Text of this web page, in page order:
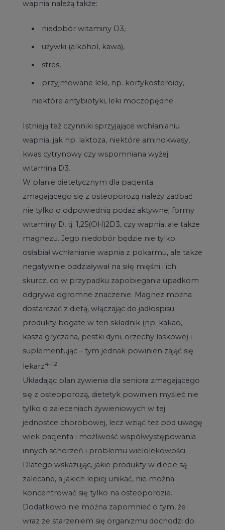
wapnia należą także:
niedobór witaminy D3,
używki (alkohol, kawa),
stres,
przyjmowane leki, np. kortykosteroidy,
niektóre antybiotyki, leki moczopędne.
Istnieją też czynniki sprzyjające wchłanianiu
wapnia, jak np. laktoza, niektóre aminokwasy,
kwas cytrynowy czy wspomniana wyżej
witamina D3.
W planie dietetycznym dla pacjenta
zmagającego się z osteoporozą należy zadbać
nie tylko o odpowiednią podaż aktywnej formy
witaminy D, tj. 1,25(OH)2D3, czy wapnia, ale także
magnezu. Jego niedobór będzie nie tylko
osłabiał wchłanianie wapnia z pokarmu, ale także
negatywnie oddziaływał na siłę mięśni i ich
skurcz, co w przypadku zapobiegania upadkom
odgrywa ogromne znaczenie. Magnez można
dostarczać z dietą, włączając do jadłospisu
produkty bogate w ten składnik (np. kakao,
kasza gryczana, pestki dyni, orzechy laskowe) i
suplementując – tym jednak powinien zająć się
lekarz4–12.
Układając plan żywienia dla seniora zmagającego
się z osteoporozą, dietetyk powinien myśleć nie
tylko o zaleceniach żywieniowych w tej
jednostce chorobowej, lecz wziąć też pod uwagę
wiek pacjenta i możliwość współwystępowania
innych schorzeń i problemu wielolekowości.
Dlatego wskazując, jakie produkty w diecie są
zalecane, a jakich lepiej unikać, nie można
koncentrować się tylko na osteoporozie.
Dodatkowo nie można zapomnieć o tym, że
wraz ze starzeniem się organizmu dochodzi do